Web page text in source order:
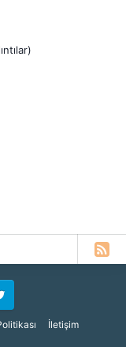
İletişim